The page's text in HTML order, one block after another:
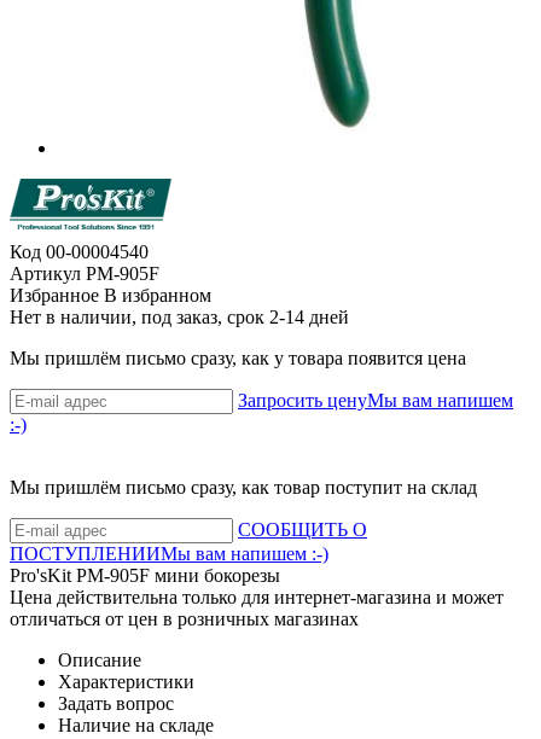
Код 00-00004540
Артикул PM-905F
Избранное В избранном
Нет в наличии, под заказ, срок 2-14 дней
Мы пришлём письмо сразу, как у товара появится цена
Запросить ценуМы вам напишем
:-)
Мы пришлём письмо сразу, как товар поступит на склад
СООБЩИТЬ О
ПОСТУПЛЕНИИМы вам напишем :-)
Pro'sKit PM-905F мини бокорезы
Цена действительна только для интернет-магазина и может
отличаться от цен в розничных магазинах
Описание
Характеристики
Задать вопрос
Наличие на складе